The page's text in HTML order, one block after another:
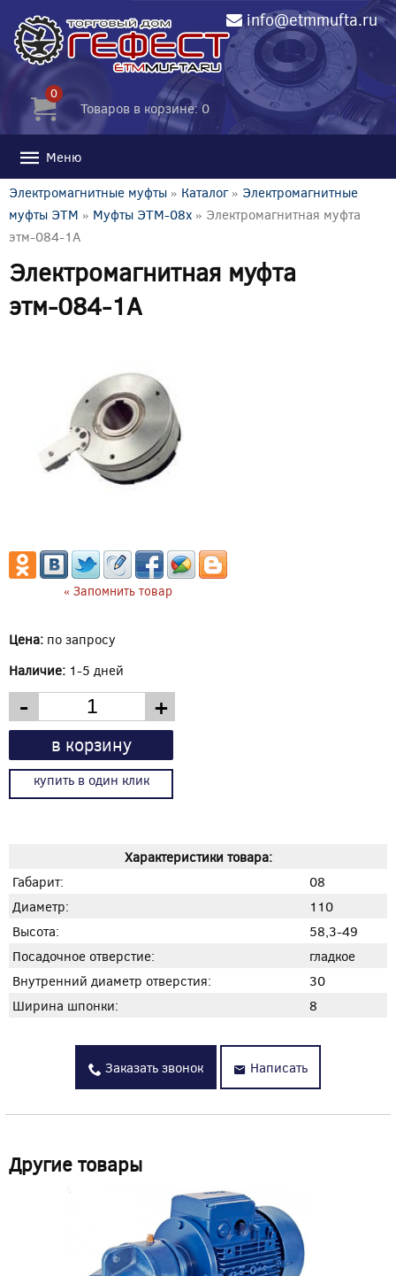
info@etmmufta.ru
0
Товаров в корзине: 0
Меню
Электромагнитные муфты » Каталог» Электромагнитные
муфты ЭТМ » Муфты ЭТМ-08x » Электромагнитная муфта
этм-084-1А
Электромагнитная муфта
этм-084-1А
« Запомнить товар
Цена: по запросу
Наличие: 1-5 дней
- +
в корзину
купить в один клик
Характеристики товара:
Габарит:
08
Диаметр:
110
Высота:
58,3-49
Посадочное отверстие:
гладкое
Внутренний диаметр отверстия:
30
Ширина шпонки:
8
Заказать звонок Написать
Другие товары